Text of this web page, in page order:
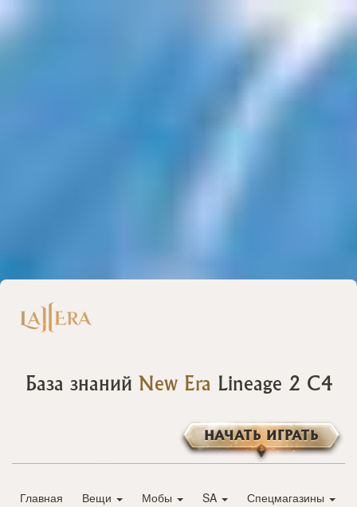
База знаний New Era Lineage 2 C4
НАЧАТЬ ИГРАТЬ
Главная Вещи Мобы SA Спецмагазины